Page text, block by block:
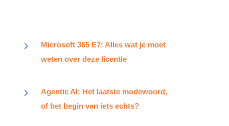
Microsoft 365 E7: Alles wat je moet
weten over deze licentie
Agentic AI: Het laatste modewoord,
of het begin van iets echts?